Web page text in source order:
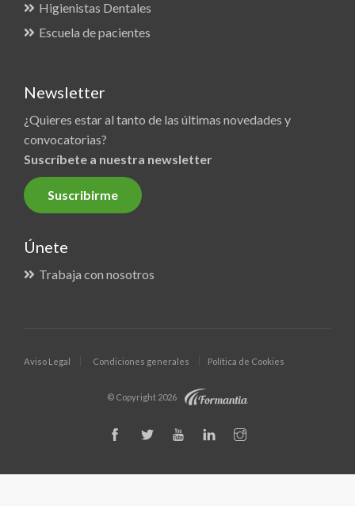
Higienistas Dentales
Escuela de pacientes
Newsletter
¿Quieres estar al tanto de las últimas novedades y
convocatorias?
Suscríbete a nuestra newsletter
Suscribirme
Únete
Trabaja con nosotros
Aviso Legal Condiciones generales Política de Cookies
© Copyright 2026